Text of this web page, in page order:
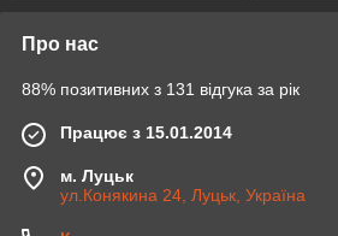
Про нас
88% позитивних з 131 відгука за рік
Працює з 15.01.2014
м. Луцьк
ул.Конякина 24, Луцьк, Україна